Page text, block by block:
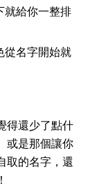
就給你一整排
從名字開始就
得還少了點什
或是那個讓你
取的名字，還